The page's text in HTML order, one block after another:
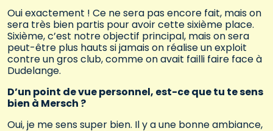
Oui exactement ! Ce ne sera pas encore fait, mais on
sera très bien partis pour avoir cette sixième place.
Sixième, c’est notre objectif principal, mais on sera
peut-être plus hauts si jamais on réalise un exploit
contre un gros club, comme on avait failli faire face à
Dudelange.
D’un point de vue personnel, est-ce que tu te sens
bien à Mersch ?
Oui, je me sens super bien. Il y a une bonne ambiance,